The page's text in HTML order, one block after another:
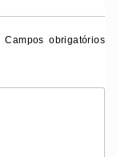
Campos obrigatórios